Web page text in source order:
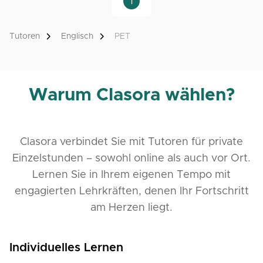
Tutoren Englisch PET
Warum Clasora wählen?
Clasora verbindet Sie mit Tutoren für private
Einzelstunden – sowohl online als auch vor Ort.
Lernen Sie in Ihrem eigenen Tempo mit
engagierten Lehrkräften, denen Ihr Fortschritt
am Herzen liegt.
Individuelles Lernen